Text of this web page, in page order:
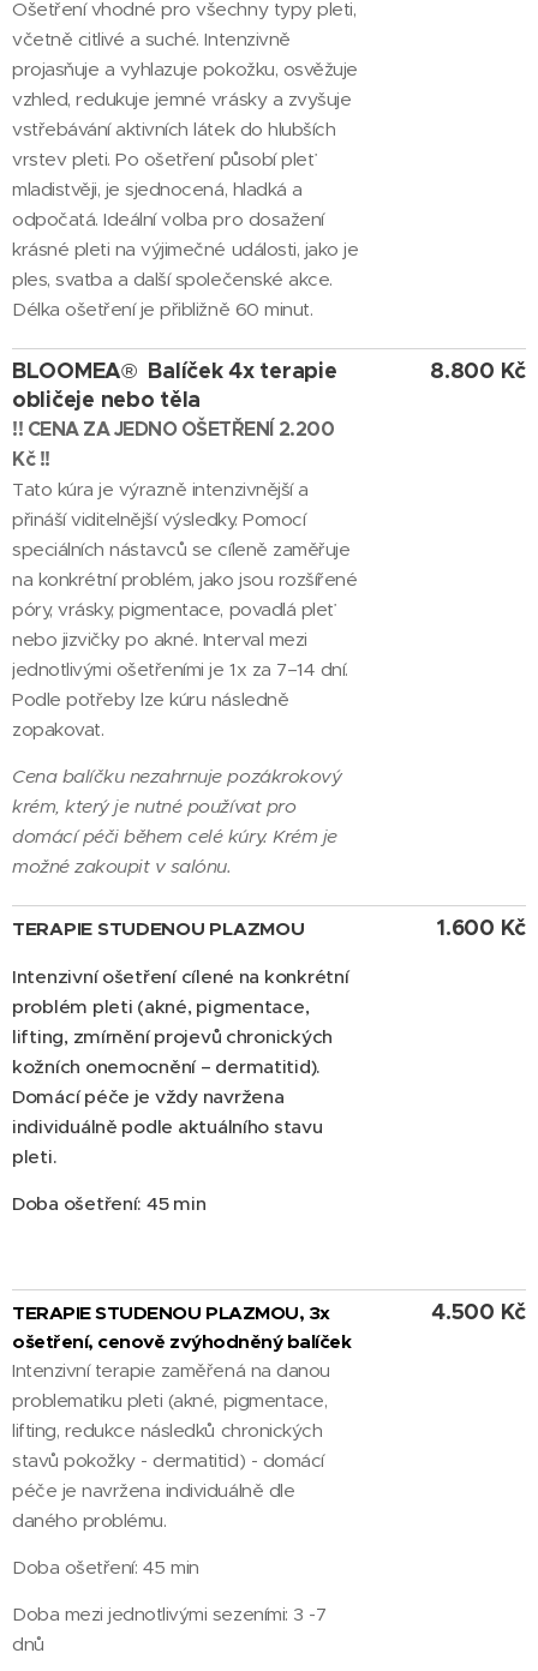
Ošetření vhodné pro všechny typy pleti,
včetně citlivé a suché. Intenzivně
projasňuje a vyhlazuje pokožku, osvěžuje
vzhled, redukuje jemné vrásky a zvyšuje
vstřebávání aktivních látek do hlubších
vrstev pleti. Po ošetření působí pleť
mladistvěji, je sjednocená, hladká a
odpočatá. Ideální volba pro dosažení
krásné pleti na výjimečné události, jako je
ples, svatba a další společenské akce.
Délka ošetření je přibližně 60 minut.
BLOOMEA® Balíček 4x terapie
obličeje nebo těla
!! CENA ZA JEDNO OŠETŘENÍ 2.200
Kč!!
Tato kúra je výrazně intenzivnější a
přináší viditelnější výsledky. Pomocí
speciálních nástavců se cíleně zaměřuje
na konkrétní problém, jako jsou rozšířené
póry, vrásky, pigmentace, povadlá pleť
nebo jizvičky po akné. Interval mezi
jednotlivými ošetřeními je 1x za 7–14 dní.
Podle potřeby lze kúru následně
zopakovat.
Cena balíčku nezahrnuje pozákrokový
krém, který je nutné používat pro
domácí péči během celé kúry. Krém je
možné zakoupit v salónu.
8.800 Kč
TERAPIE STUDENOU PLAZMOU
Intenzivní ošetření cílené na konkrétní
problém pleti (akné, pigmentace,
lifting, zmírnění projevů chronických
kožních onemocnění – dermatitid).
Domácí péče je vždy navržena
individuálně podle aktuálního stavu
pleti.
Doba ošetření: 45 min
1.600 Kč
TERAPIE STUDENOU PLAZMOU, 3x
ošetření, cenově zvýhodněný balíček
Intenzivní terapie zaměřená na danou
problematiku pleti (akné, pigmentace,
lifting, redukce následků chronických
stavů pokožky - dermatitid) - domácí
péče je navržena individuálně dle
daného problému.
Doba ošetření: 45 min
Doba mezi jednotlivými sezeními: 3 -7
dnů
4.500 Kč